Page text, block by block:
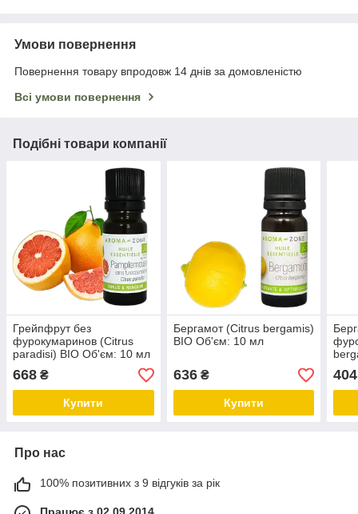
Умови повернення
Повернення товару впродовж 14 днів за домовленістю
Всі умови повернення
Подібні товари компанії
Грейпфрут без
фурокумаринов (Citrus
paradisi) BIO Об'єм: 10 мл
668 ₴
Купити
Бергамот (Citrus bergamis)
BIO Об'єм: 10 мл
636₴
Купити
404
Про нас
100% позитивних з 9 відгуків за рік